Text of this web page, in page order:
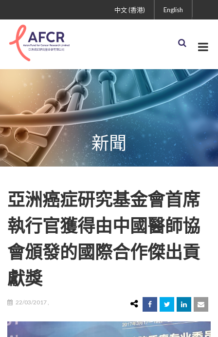
English
中文 (香港)
新聞
亞洲癌症研究基金會首席
執行官獲得由中國醫師協
會頒發的國際合作傑出貢
獻獎
22/03/2017